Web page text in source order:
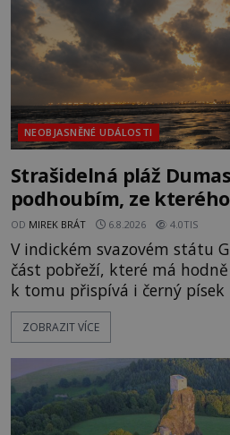
NEOBJASNĚNÉ UDÁLOSTI
Strašidelná pláž
podhoubím, ze
OD MIREK BRÁT 6.8.2026 4.0TIS
V indickém svazovém státu
část pobřeží, které má
k tomu přispívá i černý písek
pláž takové netypické zbarvení? Nakolik
pravdivé historky, že zde
následovat. Vstupujeme na
Surat. Gu
ZOBRAZIT VÍCE